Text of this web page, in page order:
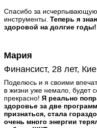
Спасибо за
инструменты. Теперь я
здоровой на долгие годы!
Мария
Финансист, 28 лет,
Поделюсь и я своими
в жизни уже немало, будет
прекрасно! Я реально
здоровье за две
признаться, стала
очень много энергии